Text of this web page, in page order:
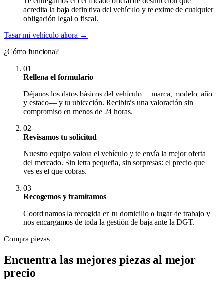
acredita la baja definitiva del vehículo y te exime de cualquier
obligación legal o fiscal.
Tasar mi vehículo ahora →
¿Cómo funciona?
01
Rellena el formulario
Déjanos los datos básicos del vehículo —marca, modelo, año
y estado— y tu ubicación. Recibirás una valoración sin
compromiso en menos de 24 horas.
02
Revisamos tu solicitud
Nuestro equipo valora el vehículo y te envía la mejor oferta
del mercado. Sin letra pequeña, sin sorpresas: el precio que
ves es el que cobras.
03
Recogemos y tramitamos
Coordinamos la recogida en tu domicilio o lugar de trabajo y
nos encargamos de toda la gestión de baja ante la DGT.
Compra piezas
Encuentra las mejores piezas al mejor
precio